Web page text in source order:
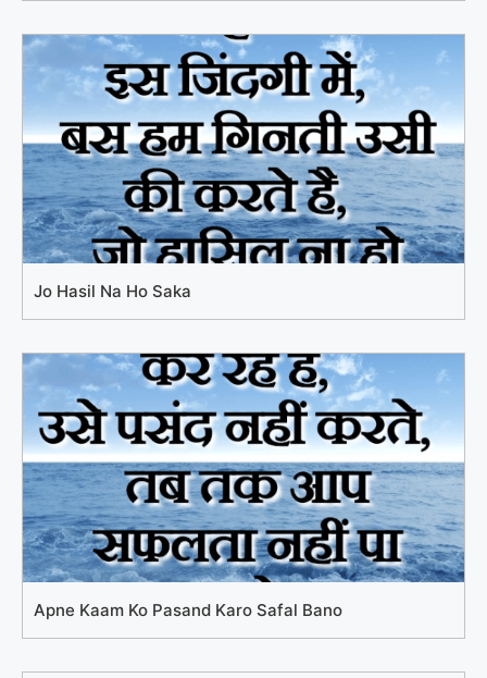
Jo Hasil Na Ho Saka
Apne Kaam Ko Pasand Karo Safal Bano